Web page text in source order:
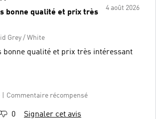
4 août 2026
bonne qualité et prix très
Grey / White
bonne qualité et prix très intéressant
Commentaire récompensé
0 Signaler cet avis